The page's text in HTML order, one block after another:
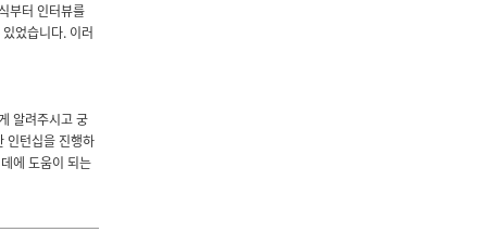
부터 인터뷰를
었습니다. 이러
알려주시고 궁
인턴십을 진행하
에 도움이 되는